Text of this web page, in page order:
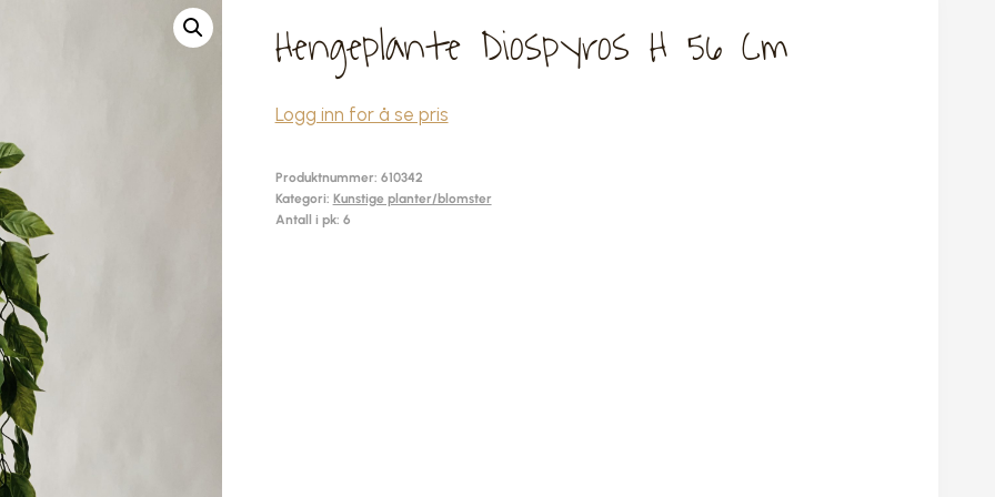
Hengeplante Diospyros H 56 Cm
Logg inn for å se pris
Produktnummer: 610342
Kategori: Kunstige planter/blomster
Antall i pk: 6